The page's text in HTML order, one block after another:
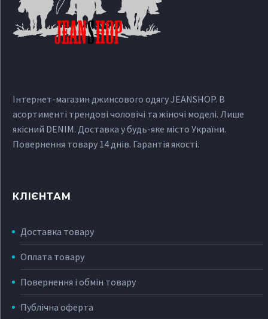
Інтернет-магазин джинсового одягу JEANSHOP. В
асортименті трендові чоловічі та жіночі моделі. Лише
якісний DENIM. Доставка у будь-яке місто України.
Повернення товару 14 днів. Гарантія якості.
КЛІЄНТАМ
Доставка товару
Оплата товару
Повернення і обмін товару
Публічна оферта